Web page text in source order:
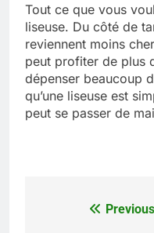
Tout ce que vous
liseuse. Du côté de
reviennent moins
peut profiter de plus
dépenser beaucoup
qu’une liseuse est
peut se passer de
Navigation